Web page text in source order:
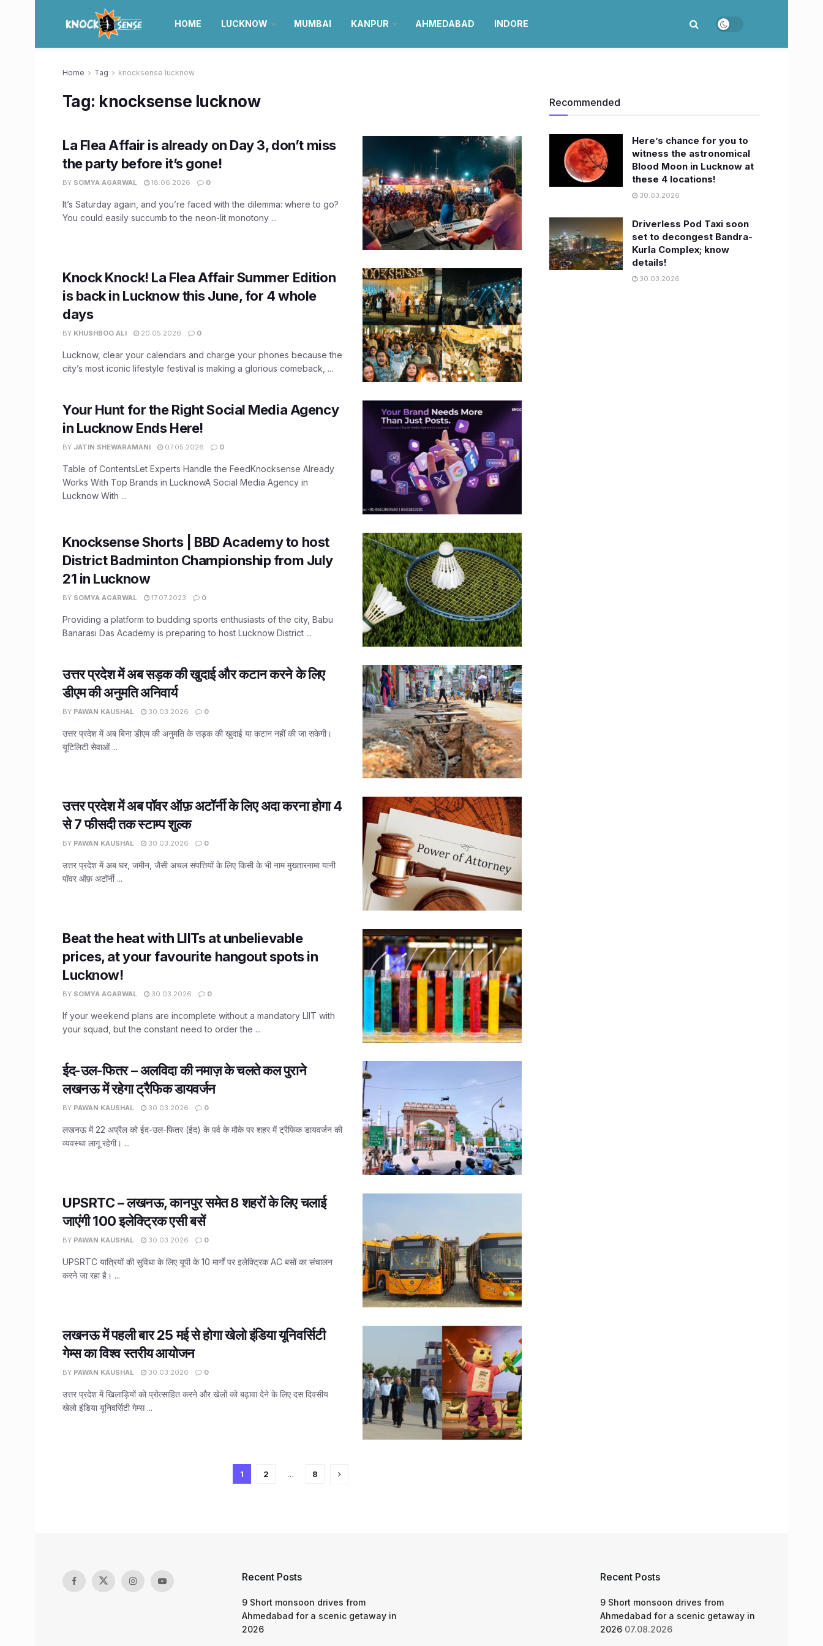
HOME LUCKNOW MUMBAI KANPUR AHMEDABAD INDORE
Home Tag knocksense lucknow
Tag: knocksense lucknow
La Flea Affair is already on Day 3, don’t miss
the party before it’s gone!
BY SOMYA AGARWAL 18.06.2026 0
It’s Saturday again, and you’re faced with the dilemma: where to go?
You could easily succumb to the neon-lit monotony ...
Knock Knock! La Flea Affair Summer Edition
is back in Lucknow this June, for 4 whole
days
BY KHUSHBOO ALI 20.05.2026 0
Lucknow, clear your calendars and charge your phones because the
city’s most iconic lifestyle festival is making a glorious comeback, ...
Your Hunt for the Right Social Media Agency
in Lucknow Ends Here!
BY JATIN SHEWARAMANI 07.05.2026 0
Table of ContentsLet Experts Handle the FeedKnocksense Already
Works With Top Brands in LucknowA Social Media Agency in
Lucknow With ...
Knocksense Shorts | BBD Academy to host
District Badminton Championship from July
21 in Lucknow
BY SOMYA AGARWAL 17.07.2023 0
Providing a platform to budding sports enthusiasts of the city, Babu
Banarasi Das Academy is preparing to host Lucknow District ...
उत्तर प्रदेश में अब सड़क की खुदाई और कटान करने के लिए
डीएम की अनुमति अनिवार्य
BY PAWAN KAUSHAL 30.03.2026 0
उत्तर प्रदेश में अब बिना डीएम की अनुमति के सड़क की खुदाई या कटान नहीं की जा सकेगी।
यूटिलिटी सेवाओं ...
उत्तर प्रदेश में अब पॉवर ऑफ़ अटॉर्नी के लिए अदा करना होगा 4
से 7 फीसदी तक स्टाम्प शुल्क
BY PAWAN KAUSHAL 30.03.2026 0
उत्तर प्रदेश में अब घर, जमीन, जैसी अचल संपत्तियों के लिए किसी के भी नाम मुख्तारनामा यानी
पॉवर ऑफ़ अटॉर्नी ...
Beat the heat with LIITs at unbelievable
prices, at your favourite hangout spots in
Lucknow!
BY SOMYA AGARWAL 30.03.2026 0
If your weekend plans are incomplete without a mandatory LIIT with
your squad, but the constant need to order the ...
ईद-उल-फितर – अलविदा की नमाज़ के चलते कल पुराने
लखनऊ में रहेगा ट्रैफिक डायवर्जन
BY PAWAN KAUSHAL 30.03.2026 0
लखनऊ में 22 अप्रैल को ईद-उल-फितर (ईद) के पर्व के मौके पर शहर में ट्रैफिक डायवर्जन की
व्यवस्था लागू रहेगी। ...
UPSRTC – लखनऊ, कानपुर समेत 8 शहरों के लिए चलाई
जाएंगी 100 इलेक्ट्रिक एसी बसें
BY PAWAN KAUSHAL 30.03.2026 0
UPSRTC यात्रियों की सुविधा के लिए यूपी के 10 मार्गों पर इलेक्ट्रिक AC बसों का संचालन
करने जा रहा है। ...
लखनऊ में पहली बार 25 मई से होगा खेलो इंडिया यूनिवर्सिटी
गेम्स का विश्व स्तरीय आयोजन
BY PAWAN KAUSHAL 30.03.2026 0
उत्तर प्रदेश में खिलाड़ियों को प्रोत्साहित करने और खेलों को बढ़ावा देने के लिए दस दिवसीय
खेलो इंडिया यूनिवर्सिटी गेम्स ...
1 2 … 8
Recommended
Here’s chance for you to
witness the astronomical
Blood Moon in Lucknow at
these 4 locations!
30.03.2026
Driverless Pod Taxi soon
set to decongest Bandra-
Kurla Complex; know
details!
30.03.2026
Recent Posts
9 Short monsoon drives from
Ahmedabad for a scenic getaway in
2026
Recent Posts
9 Short monsoon drives from
Ahmedabad for a scenic getaway in
2026 07.08.2026